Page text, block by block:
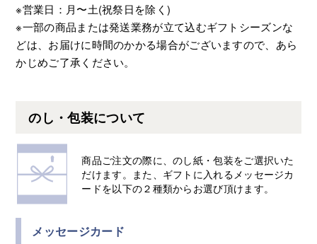
※営業日：月〜土(祝祭日を除く)
※一部の商品または発送業務が立て込むギフトシーズンな
どは、お届けに時間のかかる場合がございますので、あら
かじめご了承ください。
のし・包装について
商品ご注文の際に、のし紙・包装をご選択いた
だけます。また、ギフトに入れるメッセージカ
ードを以下の２種類からお選び頂けます。
メッセージカード